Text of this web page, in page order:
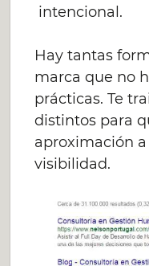
intencional.
Hay tantas
marca que no
prácticas. Te
distintos para
aproximación
visibilidad.